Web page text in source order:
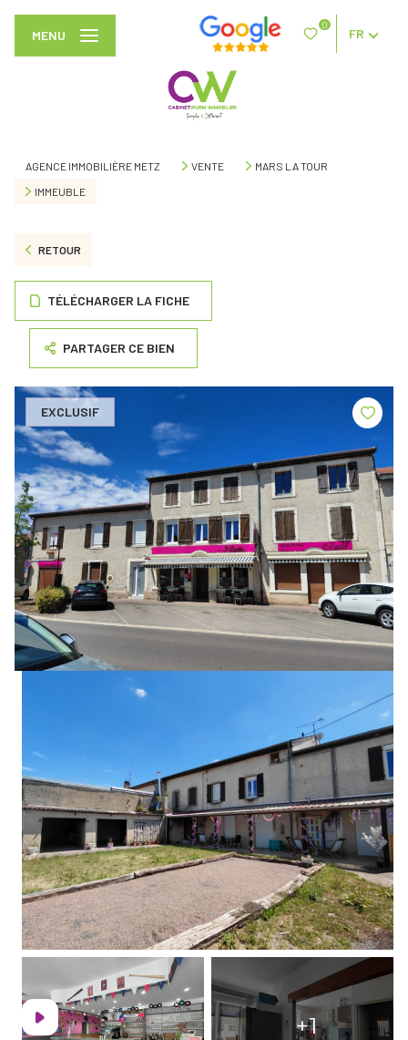
0
FR
MENU
AGENCE IMMOBILIÈRE METZ VENTE
MARS LA TOUR
IMMEUBLE
RETOUR
TÉLÉCHARGER LA FICHE
PARTAGER CE BIEN
EXCLUSIF
+1